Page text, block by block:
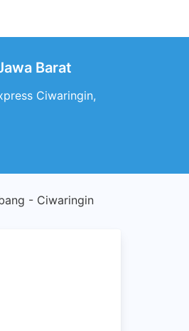
Barat
Ciwaringin,
- Ciwaringin